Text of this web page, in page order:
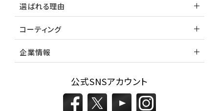
選ばれる理由
コーティング
企業情報
公式SNSアカウント